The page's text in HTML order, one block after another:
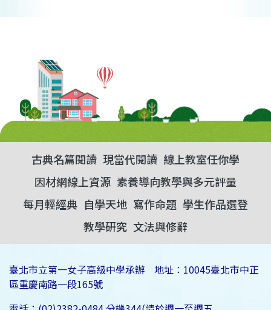
古典名篇閱讀 現當代閱讀 線上教室任你學
因材網線上資源 素養導向教學與多元評量
每月輕經典 自學天地 寫作命題 學生作品選登
教學研究 文法與修辭
臺北市立第一女子高級中學承辦 地址：10045臺北市中正
區重慶南路一段165號